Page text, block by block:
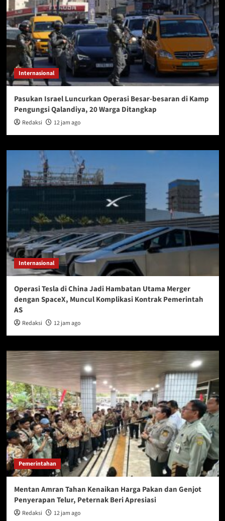
Internasional
Pasukan Israel Luncurkan Operasi Besar-besaran di Kamp
Pengungsi Qalandiya, 20 Warga Ditangkap
Redaksi 12 jam ago
Internasional
Operasi Tesla di China Jadi Hambatan Utama Merger
dengan SpaceX, Muncul Komplikasi Kontrak Pemerintah
AS
Redaksi 12 jam ago
Pemerintahan
Mentan Amran Tahan Kenaikan Harga Pakan dan Genjot
Penyerapan Telur, Peternak Beri Apresiasi
Redaksi 12 jam ago